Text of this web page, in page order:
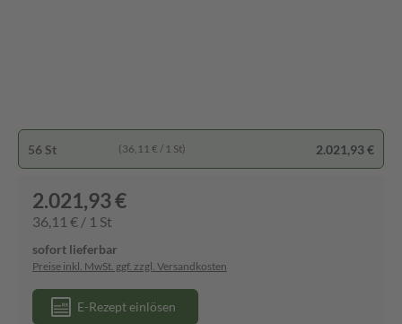
56 St (36,11 € / 1 St) 2.021,93 €
2.021,93 €
36,11 € / 1 St
sofort lieferbar
Preise inkl. MwSt. ggf. zzgl. Versandkosten
E-Rezept einlösen